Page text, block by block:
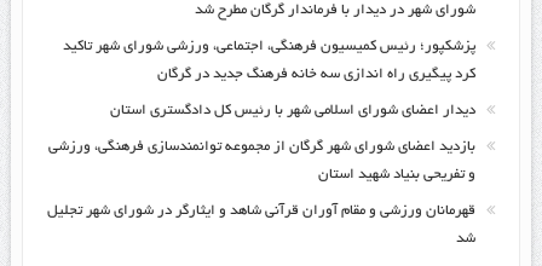
شورای شهر در دیدار با فرماندار گرگان مطرح شد
پزشکپور؛ رئیس کمیسیون فرهنگی، اجتماعی، ورزشی شورای شهر تاکید
کرد پیگیری راه اندازی سه خانه فرهنگ جدید در گرگان
دیدار اعضای شورای اسلامی شهر با رئیس کل دادگستری استان
بازدید اعضای شورای شهر گرگان از مجموعه توانمندسازی فرهنگی، ورزشی
و تفریحی بنیاد شهید استان
قهرمانان ورزشی و مقام آوران قرآنی شاهد و ایثارگر در شورای شهر تجلیل
شد